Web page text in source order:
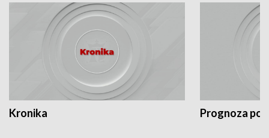
Kronika Prognoza